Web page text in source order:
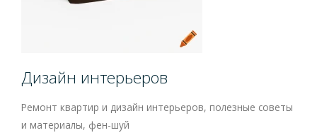
Дизайн интерьеров
Ремонт квартир и дизайн интерьеров, полезные советы
и материалы, фен-шуй